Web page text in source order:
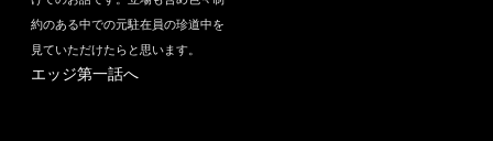
約のある中での元駐在員の珍道中を
見ていただけたらと思います。
エッジ第一話へ